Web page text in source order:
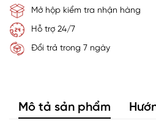
Mở hộp kiểm tra nhận hàng
Hỗ trợ 24/7
Đổi trả trong 7 ngày
Mô tả sản phẩm